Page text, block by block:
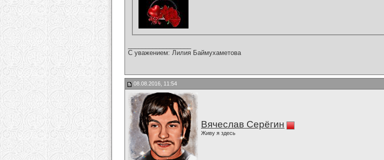
С уважением: Лилия Баймухаметова
08.08.2016, 11:54
Вячеслав Серёгин
Живу я здесь